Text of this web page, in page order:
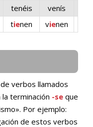
tenéis venís
tienen vienen
verbos llamados
terminación -se que
Por ejemplo:
de estos verbos